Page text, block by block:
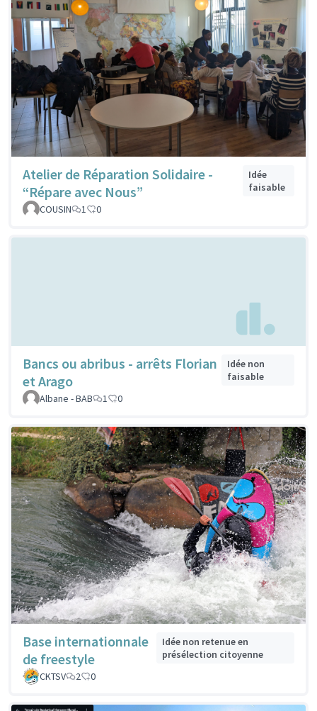
Atelier de Réparation Solidaire -
“Répare avec Nous”
Idée
faisable
COUSIN
1 0
Bancs ou abribus - arrêts Florian
et Arago
Idée non
faisable
Albane - BAB
1 0
Base internationnale
de freestyle
Idée non retenue en
présélection citoyenne
CKTSV
2 0